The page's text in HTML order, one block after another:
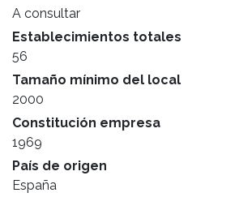
A consultar
Establecimientos totales
56
Tamaño mínimo del local
2000
Constitución empresa
1969
País de origen
España